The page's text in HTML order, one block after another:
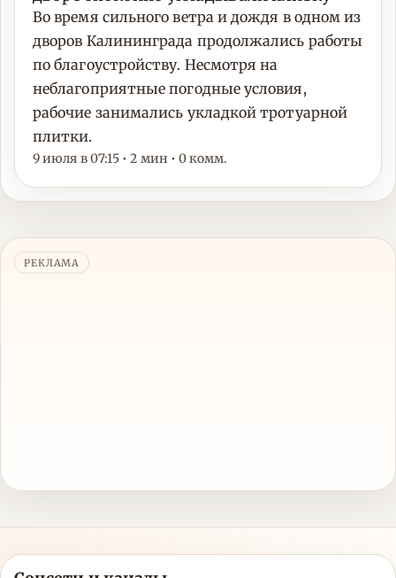
Во время сильного ветра и дождя в одном из
дворов Калининграда продолжались работы
по благоустройству. Несмотря на
неблагоприятные погодные условия,
рабочие занимались укладкой тротуарной
плитки.
9 июля в 07:15 • 2 мин • 0 комм.
РЕКЛАМА